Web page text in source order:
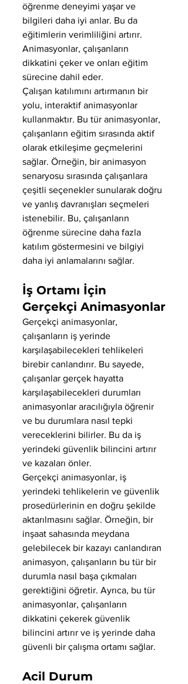
öğrenme deneyimi yaşar ve
bilgileri daha iyi anlar. Bu da
eğitimlerin verimliliğini artırır.
Animasyonlar, çalışanların
dikkatini çeker ve onları eğitim
sürecine dahil eder.
Çalışan katılımını artırmanın bir
yolu, interaktif animasyonlar
kullanmaktır. Bu tür animasyonlar,
çalışanların eğitim sırasında aktif
olarak etkileşime geçmelerini
sağlar. Örneğin, bir animasyon
senaryosu sırasında çalışanlara
çeşitli seçenekler sunularak doğru
ve yanlış davranışları seçmeleri
istenebilir. Bu, çalışanların
öğrenme sürecine daha fazla
katılım göstermesini ve bilgiyi
daha iyi anlamalarını sağlar.
İş Ortamı İçin
Gerçekçi Animasyonlar
Gerçekçi animasyonlar,
çalışanların iş yerinde
karşılaşabilecekleri tehlikeleri
birebir canlandırır. Bu sayede,
çalışanlar gerçek hayatta
karşılaşabilecekleri durumları
animasyonlar aracılığıyla öğrenir
ve bu durumlara nasıl tepki
vereceklerini bilirler. Bu da iş
yerindeki güvenlik bilincini artırır
ve kazaları önler.
Gerçekçi animasyonlar, iş
yerindeki tehlikelerin ve güvenlik
prosedürlerinin en doğru şekilde
aktarılmasını sağlar. Örneğin, bir
inşaat sahasında meydana
gelebilecek bir kazayı canlandıran
animasyon, çalışanların bu tür bir
durumla nasıl başa çıkmaları
gerektiğini öğretir. Ayrıca, bu tür
animasyonlar, çalışanların
dikkatini çekerek güvenlik
bilincini artırır ve iş yerinde daha
güvenli bir çalışma ortamı sağlar.
Acil Durum